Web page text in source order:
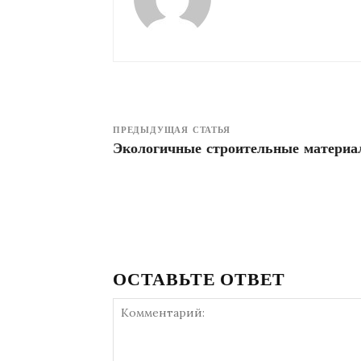
ПРЕДЫДУЩАЯ СТАТЬЯ
Экологичные строительные
ОСТАВЬТЕ ОТВЕТ